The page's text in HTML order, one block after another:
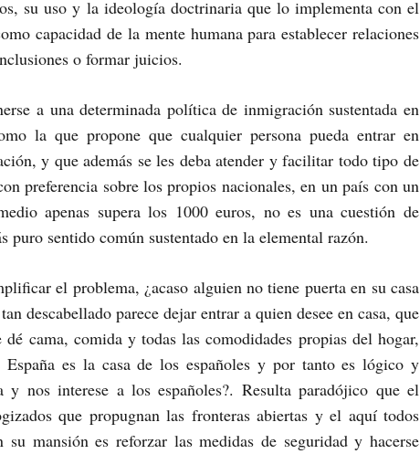
su uso y la ideología doctrinaria que lo implementa con el
capacidad de la mente humana para establecer relaciones
o formar juicios.
a una determinada política de inmigración sustentada en
la que propone que cualquier persona pueda entrar en
y que además se les deba atender y facilitar todo tipo de
preferencia sobre los propios nacionales, en un país con un
apenas supera los 1000 euros, no es una cuestión de
puro sentido común sustentado en la elemental razón.
el problema, ¿acaso alguien no tiene puerta en su casa
descabellado parece dejar entrar a quien desee en casa, que
cama, comida y todas las comodidades propias del hogar,
es la casa de los españoles y por tanto es lógico y
nos interese a los españoles?. Resulta paradójico que el
que propugnan las fronteras abiertas y el aquí todos
mansión es reforzar las medidas de seguridad y hacerse